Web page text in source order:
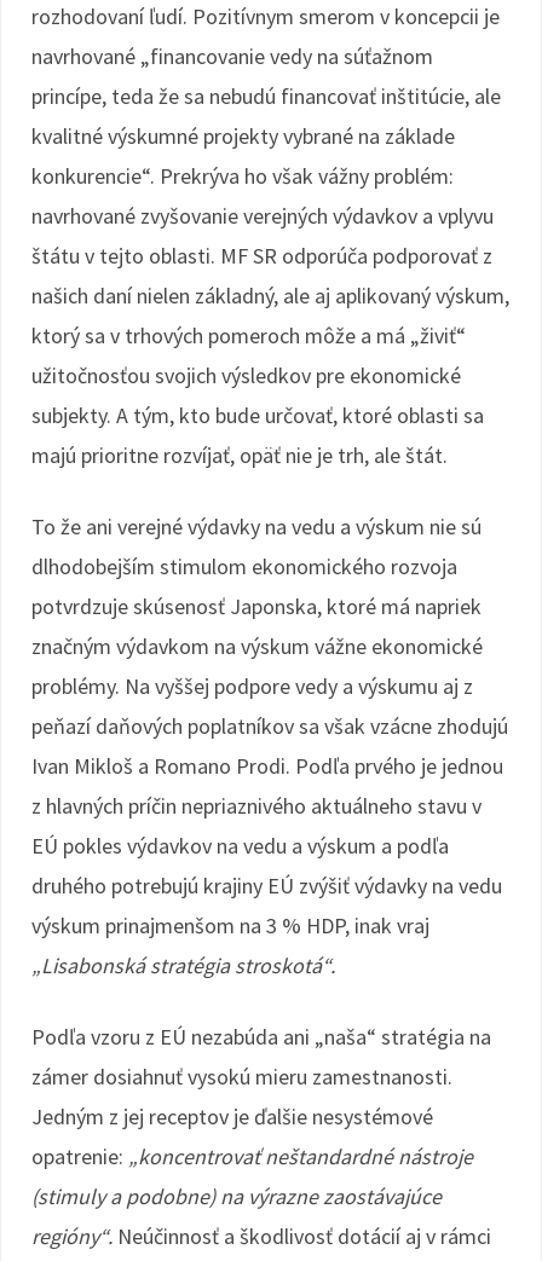
rozhodovaní ľudí. Pozitívnym smerom v koncepcii je
navrhované „financovanie vedy na súťažnom
princípe, teda že sa nebudú financovať inštitúcie, ale
kvalitné výskumné projekty vybrané na základe
konkurencie“. Prekrýva ho však vážny problém:
navrhované zvyšovanie verejných výdavkov a vplyvu
štátu v tejto oblasti. MF SR odporúča podporovať z
našich daní nielen základný, ale aj aplikovaný výskum,
ktorý sa v trhových pomeroch môže a má „živiť“
užitočnosťou svojich výsledkov pre ekonomické
subjekty. A tým, kto bude určovať, ktoré oblasti sa
majú prioritne rozvíjať, opäť nie je trh, ale štát.
To že ani verejné výdavky na vedu a výskum nie sú
dlhodobejším stimulom ekonomického rozvoja
potvrdzuje skúsenosť Japonska, ktoré má napriek
značným výdavkom na výskum vážne ekonomické
problémy. Na vyššej podpore vedy a výskumu aj z
peňazí daňových poplatníkov sa však vzácne zhodujú
Ivan Mikloš a Romano Prodi. Podľa prvého je jednou
z hlavných príčin nepriaznivého aktuálneho stavu v
EÚ pokles výdavkov na vedu a výskum a podľa
druhého potrebujú krajiny EÚ zvýšiť výdavky na vedu
výskum prinajmenšom na 3 % HDP, inak vraj
„Lisabonská stratégia stroskotá“.
Podľa vzoru z EÚ nezabúda ani „naša“ stratégia na
zámer dosiahnuť vysokú mieru zamestnanosti.
Jedným z jej receptov je ďalšie nesystémové
opatrenie: „koncentrovať neštandardné nástroje
(stimuly a podobne) na výrazne zaostávajúce
regióny“. Neúčinnosť a škodlivosť dotácií aj v rámci